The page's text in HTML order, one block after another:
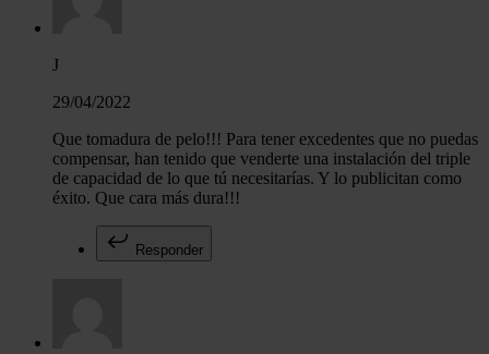
J
29/04/2022
Que tomadura de pelo!!! Para tener excedentes que no puedas
compensar, han tenido que venderte una instalación del triple
de capacidad de lo que tú necesitarías. Y lo publicitan como
éxito. Que cara más dura!!!
Responder